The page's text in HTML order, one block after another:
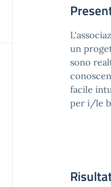
un
sono
facile
per i/le